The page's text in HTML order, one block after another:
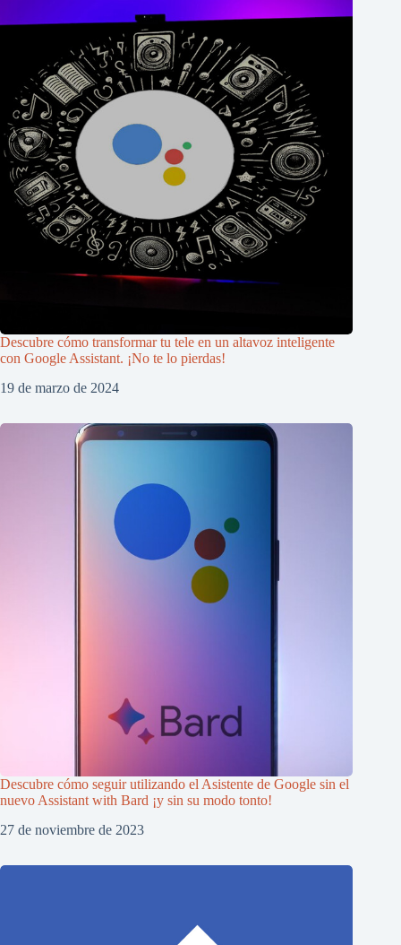
Descubre cómo transformar tu tele en un altavoz inteligente
con Google Assistant. ¡No te lo pierdas!
19 de marzo de 2024
Descubre cómo seguir utilizando el Asistente de Google sin el
nuevo Assistant with Bard ¡y sin su modo tonto!
27 de noviembre de 2023